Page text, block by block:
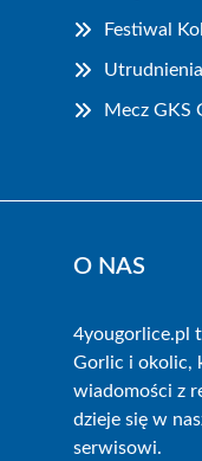
Festiwal
Mecz GKS
O NAS
4yougorlice.pl
Gorlic i okolic,
wiadomości z
dzieje się w
serwisowi.